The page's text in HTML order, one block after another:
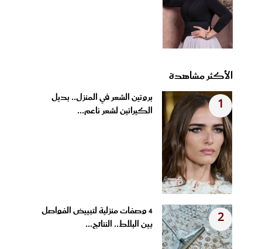
الأكثر مشاهدة
1
بروتين الشعر في المنزل.. بديل
الكيراتين لشعر ناعم...
2
4 وصفات منزلية لتبييض الفواصل
بين البلاط.. النتائج...